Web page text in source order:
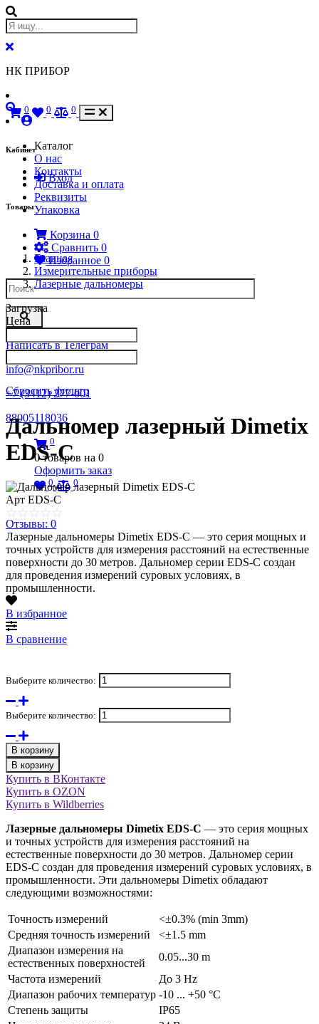
НК ПРИБОР
Кабинет
Вход
Товары
Корзина 0
Сравнить 0
Избранное 0
Написать в Телеграм
info@nkpribor.ru
+7 (3412) 277-001
88005118036
0
0 товаров на 0
Оформить заказ
0 0
0 0 0
Каталог
О нас
Контакты
Доставка и оплата
Реквизиты
Упаковка
Главная
Измерительные приборы
Лазерные дальномеры
Загрузка
Цена
Сбросить фильтр
Дальномер лазерный Dimetix
EDS-C
Арт EDS-C
Отзывы: 0
Лазерные дальномеры Dimetix EDS-C — это серия мощных и
точных устройств для измерения расстояний на естественные
поверхности до 30 метров. Дальномер серии EDS-C создан
для проведения измерений суровых условиях, в
промышленности.
В избранное
В сравнение
Выберите количество:
Выберите количество:
В корзину
В корзину
Купить в ВКонтакте
Купить в OZON
Купить в Wildberries
Лазерные дальномеры Dimetix EDS-C — это серия мощных
и точных устройств для измерения расстояний на
естественные поверхности до 30 метров. Дальномер серии
EDS-C создан для проведения измерений суровых условиях, в
промышленности. Эти дальномеры Dimetix обладают
следующими возможностями:
Точность измерений
<±0.3% (min 3mm)
Средняя точность измерений
<±1.5 mm
Диапазон измерения на
естественных поверхностей
0.05...30 m
Частота измерений
До 3 Hz
Диапазон рабочих температур -10 ... +50 °C
Степень защиты
IP65